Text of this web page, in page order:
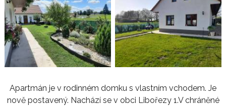
Apartmán je v rodinném domku s vlastním vchodem. Je
nově postavený. Nachází se v obci Libořezy 1.V chráněné